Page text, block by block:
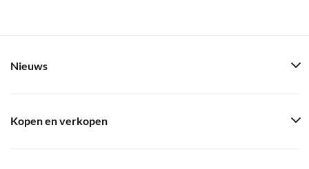
Nieuws
Kopen en verkopen